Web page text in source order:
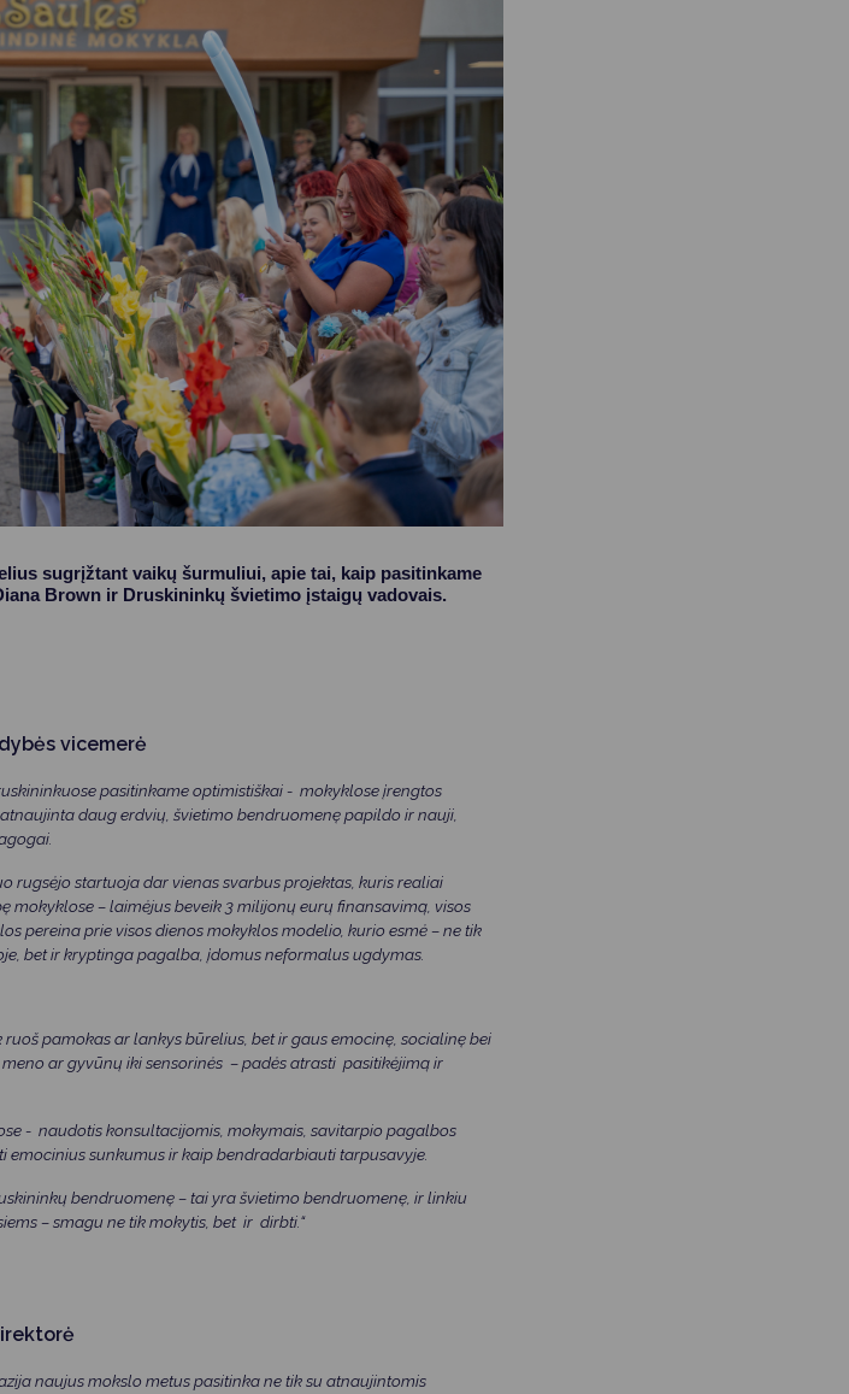
apsauga
sugrįžtant vaikų šurmuliui, apie tai, kaip pasitinkame
Brown ir Druskininkų švietimo įstaigų vadovais.
vicemerė
pasitinkame optimistiškai - mokyklose įrengtos
daug erdvių, švietimo bendruomenę papildo ir nauji,
rugsėjo startuoja dar vienas svarbus projektas, kuris realiai
mokyklose – laimėjus beveik 3 milijonų eurų finansavimą, visos
pereina prie visos dienos mokyklos modelio, kurio esmė – ne tik
bet ir kryptinga pagalba, įdomus neformalus ugdymas.
pamokas ar lankys būrelius, bet ir gaus emocinę, socialinę bei
ar gyvūnų iki sensorinės – padės atrasti pasitikėjimą ir
- naudotis konsultacijomis, mokymais, savitarpio pagalbos
emocinius sunkumus ir kaip bendradarbiauti tarpusavyje.
bendruomenę – tai yra švietimo bendruomenę, ir linkiu
– smagu ne tik mokytis, bet ir dirbti.“
naujus mokslo metus pasitinka ne tik su atnaujintomis